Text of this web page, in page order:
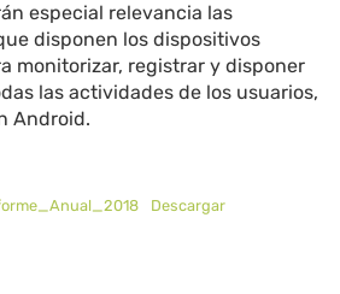
especial relevancia las
disponen los dispositivos
monitorizar, registrar y disponer
las actividades de los usuarios,
Android.
Descargar